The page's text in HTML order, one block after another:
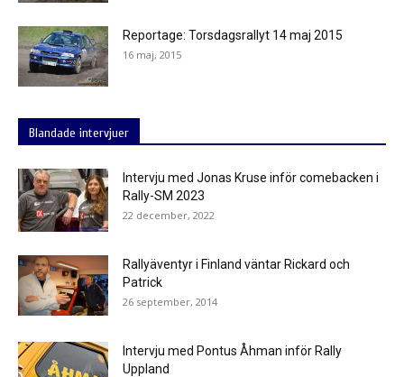
Reportage: Torsdagsrallyt 14 maj 2015
16 maj, 2015
Blandade intervjuer
Intervju med Jonas Kruse inför comebacken i
Rally-SM 2023
22 december, 2022
Rallyäventyr i Finland väntar Rickard och
Patrick
26 september, 2014
Intervju med Pontus Åhman inför Rally
Uppland